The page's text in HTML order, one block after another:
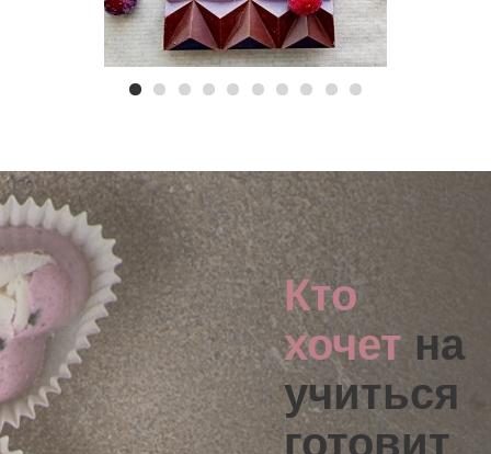
Кто
хочет на
учиться
готовит